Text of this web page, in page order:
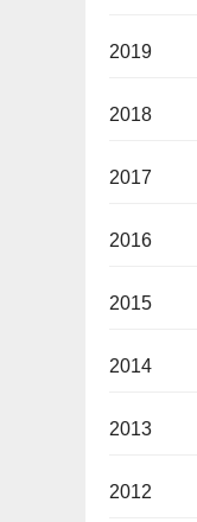
2019
2018
2017
2016
2015
2014
2013
2012